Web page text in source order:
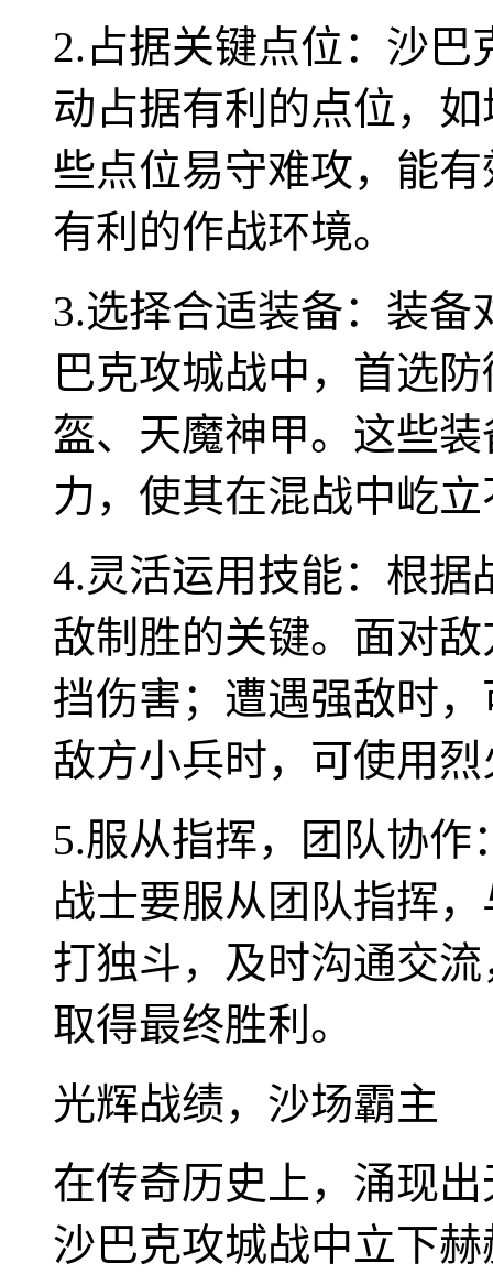
2.占据关键点位：沙
动占据有利的点位，
些点位易守难攻，能
有利的作战环境。
3.选择合适装备：装
巴克攻城战中，首选
盔、天魔神甲。这些
力，使其在混战中屹
4.灵活运用技能：根据
敌制胜的关键。面对
挡伤害；遭遇强敌时
敌方小兵时，可使用
5.服从指挥，团队协
战士要服从团队指挥
打独斗，及时沟通交
取得最终胜利。
光辉战绩，沙场霸主
在传奇历史上，涌现
沙巴克攻城战中立下